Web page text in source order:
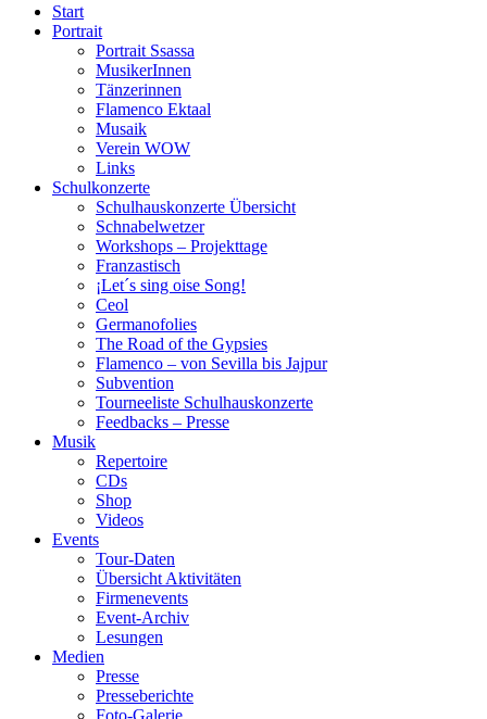
Start
Portrait
Portrait Ssassa
MusikerInnen
Tänzerinnen
Flamenco Ektaal
Musaik
Verein WOW
Links
Schulkonzerte
Schulhauskonzerte Übersicht
Schnabelwetzer
Workshops – Projekttage
Franzastisch
¡Let´s sing oise Song!
Ceol
Germanofolies
The Road of the Gypsies
Flamenco – von Sevilla bis Jajpur
Subvention
Tourneeliste Schulhauskonzerte
Feedbacks – Presse
Musik
Repertoire
CDs
Shop
Videos
Events
Tour-Daten
Übersicht Aktivitäten
Firmenevents
Event-Archiv
Lesungen
Medien
Presse
Presseberichte
Foto-Galerie